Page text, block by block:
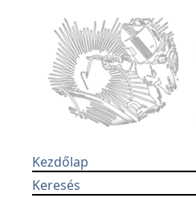
Kezdőlap
Keresés